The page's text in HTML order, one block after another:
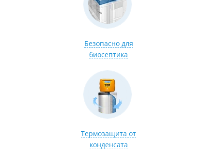
Безопасно для
биосептика
Термозащита от
конденсата